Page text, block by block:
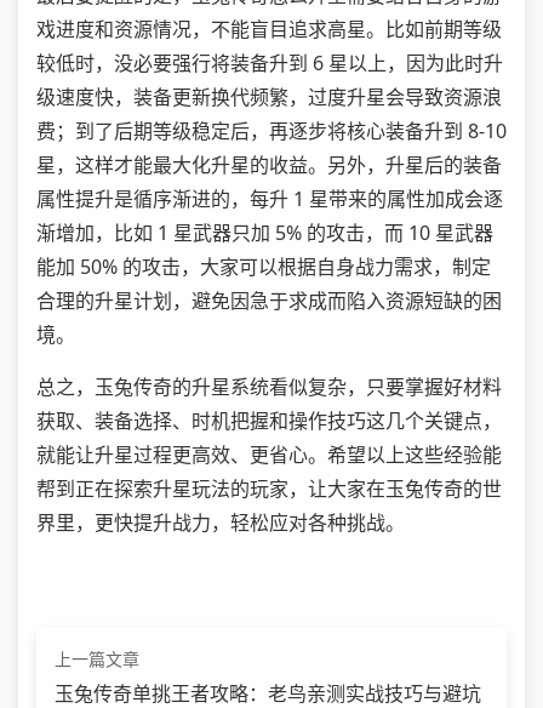
戏进度和资源情况，不能盲目追求高星。比如前期等级
较低时，没必要强行将装备升到 6 星以上，因为此时升
级速度快，装备更新换代频繁，过度升星会导致资源浪
费；到了后期等级稳定后，再逐步将核心装备升到 8-10
星，这样才能最大化升星的收益。另外，升星后的装备
属性提升是循序渐进的，每升 1 星带来的属性加成会逐
渐增加，比如 1 星武器只加 5% 的攻击，而 10 星武器
能加 50% 的攻击，大家可以根据自身战力需求，制定
合理的升星计划，避免因急于求成而陷入资源短缺的困
境。
总之，玉兔传奇的升星系统看似复杂，只要掌握好材料
获取、装备选择、时机把握和操作技巧这几个关键点，
就能让升星过程更高效、更省心。希望以上这些经验能
帮到正在探索升星玩法的玩家，让大家在玉兔传奇的世
界里，更快提升战力，轻松应对各种挑战。
上一篇文章
玉兔传奇单挑王者攻略：老鸟亲测实战技巧与避坑